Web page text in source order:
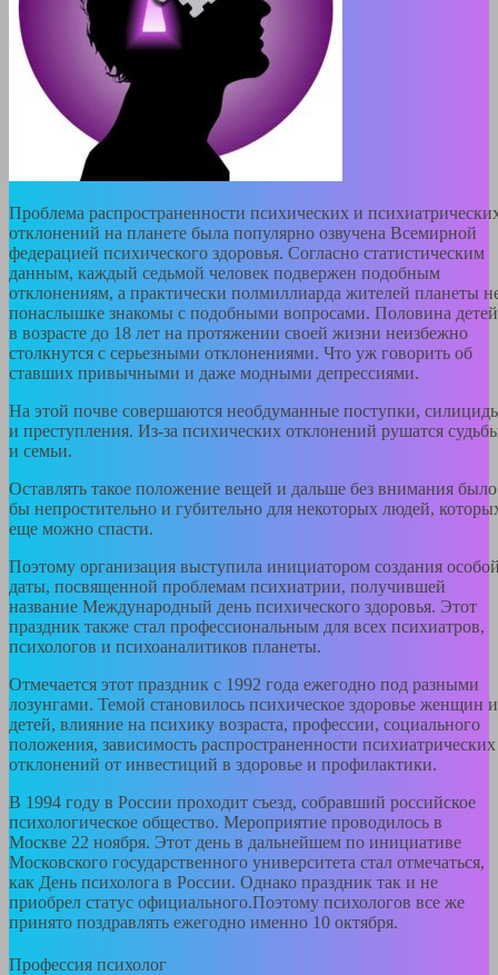
Проблема распространенности психических и
отклонений на планете была популярно озвучена Всемирной
федерацией психического здоровья. Согласно статистическим
данным, каждый седьмой человек подвержен подобным
отклонениям, а практически полмиллиарда жителей планеты
понаслышке знакомы с подобными вопросами. Половина детей
в возрасте до 18 лет на протяжении своей жизни неизбежно
столкнутся с серьезными отклонениями. Что уж говорить об
ставших привычными и даже модными депрессиями.
На этой почве совершаются необдуманные поступки,
и преступления. Из-за психических отклонений рушатся
и семьи.
Оставлять такое положение вещей и дальше без внимания было
бы непростительно и губительно для некоторых людей,
еще можно спасти.
Поэтому организация выступила инициатором создания
даты, посвященной проблемам психиатрии, получившей
название Международный день психического здоровья. Этот
праздник также стал профессиональным для всех психиатров,
психологов и психоаналитиков планеты.
Отмечается этот праздник с 1992 года ежегодно под разными
лозунгами. Темой становилось психическое здоровье женщин и
детей, влияние на психику возраста, профессии, социального
положения, зависимость распространенности психиатрических
отклонений от инвестиций в здоровье и профилактики.
В 1994 году в России проходит съезд, собравший российское
психологическое общество. Мероприятие проводилось в
Москве 22 ноября. Этот день в дальнейшем по инициативе
Московского государственного университета стал отмечаться,
как День психолога в России. Однако праздник так и не
приобрел статус официального.Поэтому психологов все же
принято поздравлять ежегодно именно 10 октября.
Профессия психолог